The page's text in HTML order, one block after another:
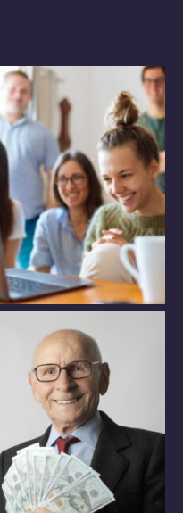
コミュニティ・仲間
ゆとりある 老後